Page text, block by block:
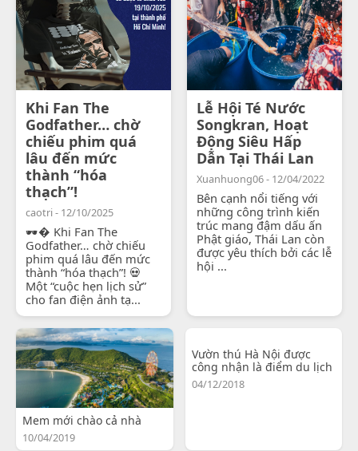
Khi Fan The
Godfather… chờ
chiếu phim quá
lâu đến mức
thành “hóa
thạch”!
caotri - 12/10/2025
🕶� Khi Fan The
Godfather… chờ chiếu
phim quá lâu đến mức
thành “hóa thạch”! 💀
Một “cuộc hẹn lịch sử”
cho fan điện ảnh tạ...
Lễ Hội Té Nước
Songkran, Hoạt
Động Siêu Hấp
Dẫn Tại Thái Lan
Xuanhuong06 - 12/04/2022
Bên cạnh nổi tiếng với
những công trình kiến
trúc mang đậm dấu ấn
Phật giáo, Thái Lan còn
được yêu thích bởi các lễ
hội ...
Mem mới chào cả nhà
10/04/2019
Vườn thú Hà Nội được
công nhận là điểm du lịch
04/12/2018